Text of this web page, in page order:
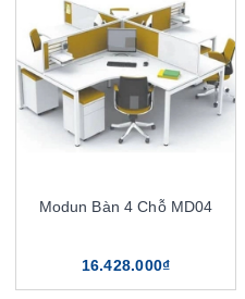
Modun Bàn 4 Chỗ MD04
16.428.000₫